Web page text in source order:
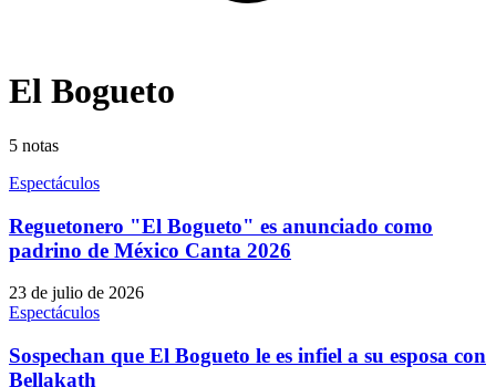
El Bogueto
5 notas
Espectáculos
Reguetonero "El Bogueto" es anunciado como
padrino de México Canta 2026
23 de julio de 2026
Espectáculos
Sospechan que El Bogueto le es infiel a su esposa con
Bellakath